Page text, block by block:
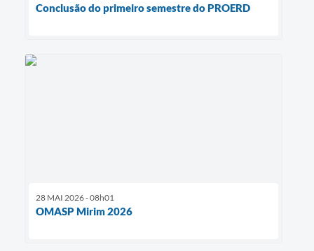
Conclusão do primeiro semestre do PROERD
28 MAI 2026 - 08h01
OMASP Mirim 2026